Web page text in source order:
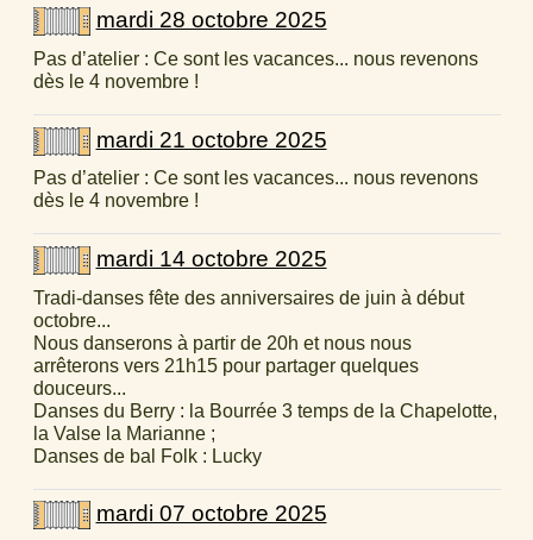
mardi 28 octobre 2025
Pas d’atelier : Ce sont les vacances... nous revenons
dès le 4 novembre !
mardi 21 octobre 2025
Pas d’atelier : Ce sont les vacances... nous revenons
dès le 4 novembre !
mardi 14 octobre 2025
Tradi-danses fête des anniversaires de juin à début
octobre...
Nous danserons à partir de 20h et nous nous
arrêterons vers 21h15 pour partager quelques
douceurs...
Danses du Berry : la Bourrée 3 temps de la Chapelotte,
la Valse la Marianne ;
Danses de bal Folk : Lucky
mardi 07 octobre 2025